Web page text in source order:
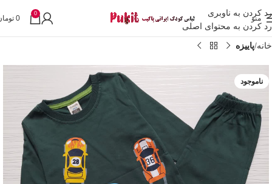
رد کردن به ناوبری
رد کردن به محتوای اصلی
منو
0
0
خانه پاییزه
ناموجود